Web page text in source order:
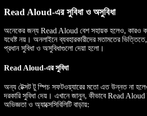
Read Aloud-এর সুবিধা ও অসুবিধা
অনেকের জন্য Read Aloud বেশ সহায়ক হলেও, কারও
যথেষ্ট নয়। অনলাইনে ব্যবহারকারীদের মতামতের
প্রধান সুবিধা ও অসুবিধাগুলো দেয়া হলো।
Read Aloud-এর সুবিধা
অন্য টেক্সট টু স্পিচ সফটওয়্যারের মতো এত উন্নত না
দরকারি সুবিধা দেয়। এখানে জানুন, কীভাবে Read Aloud
অভিজ্ঞতা ও অ্যাক্সেসিবিলিটি বাড়ায়: